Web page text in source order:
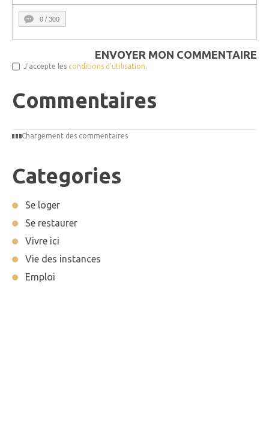
0 / 300
ENVOYER MON COMMENTAIRE
J'accepte les conditions d'utilisation.
Commentaires
Chargement des commentaires
Categories
Se loger
Se restaurer
Vivre ici
Vie des instances
Emploi